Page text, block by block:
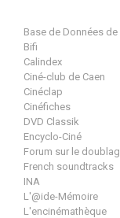
Base de Données
Bifi
Calindex
Ciné-club de Caen
Cinéclap
Cinéfiches
DVD Classik
Encyclo-Ciné
Forum sur le
French soundtracks
INA
L'@ide-Mémoire
L'encinémathèque